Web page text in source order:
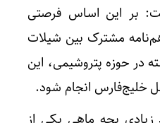
بر این اساس فرصتی
مشترک بین شیلات
در حوزه پتروشیمی، این
خلیج‌فارس انجام شود.